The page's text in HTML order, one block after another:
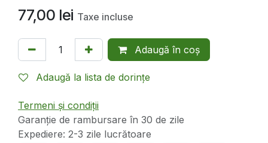
77,00 lei Taxe incluse
Adaugă în coș
Adaugă la lista de dorințe
Termeni și condiții
Garanție de rambursare în 30 de zile
Expediere: 2-3 zile lucrătoare